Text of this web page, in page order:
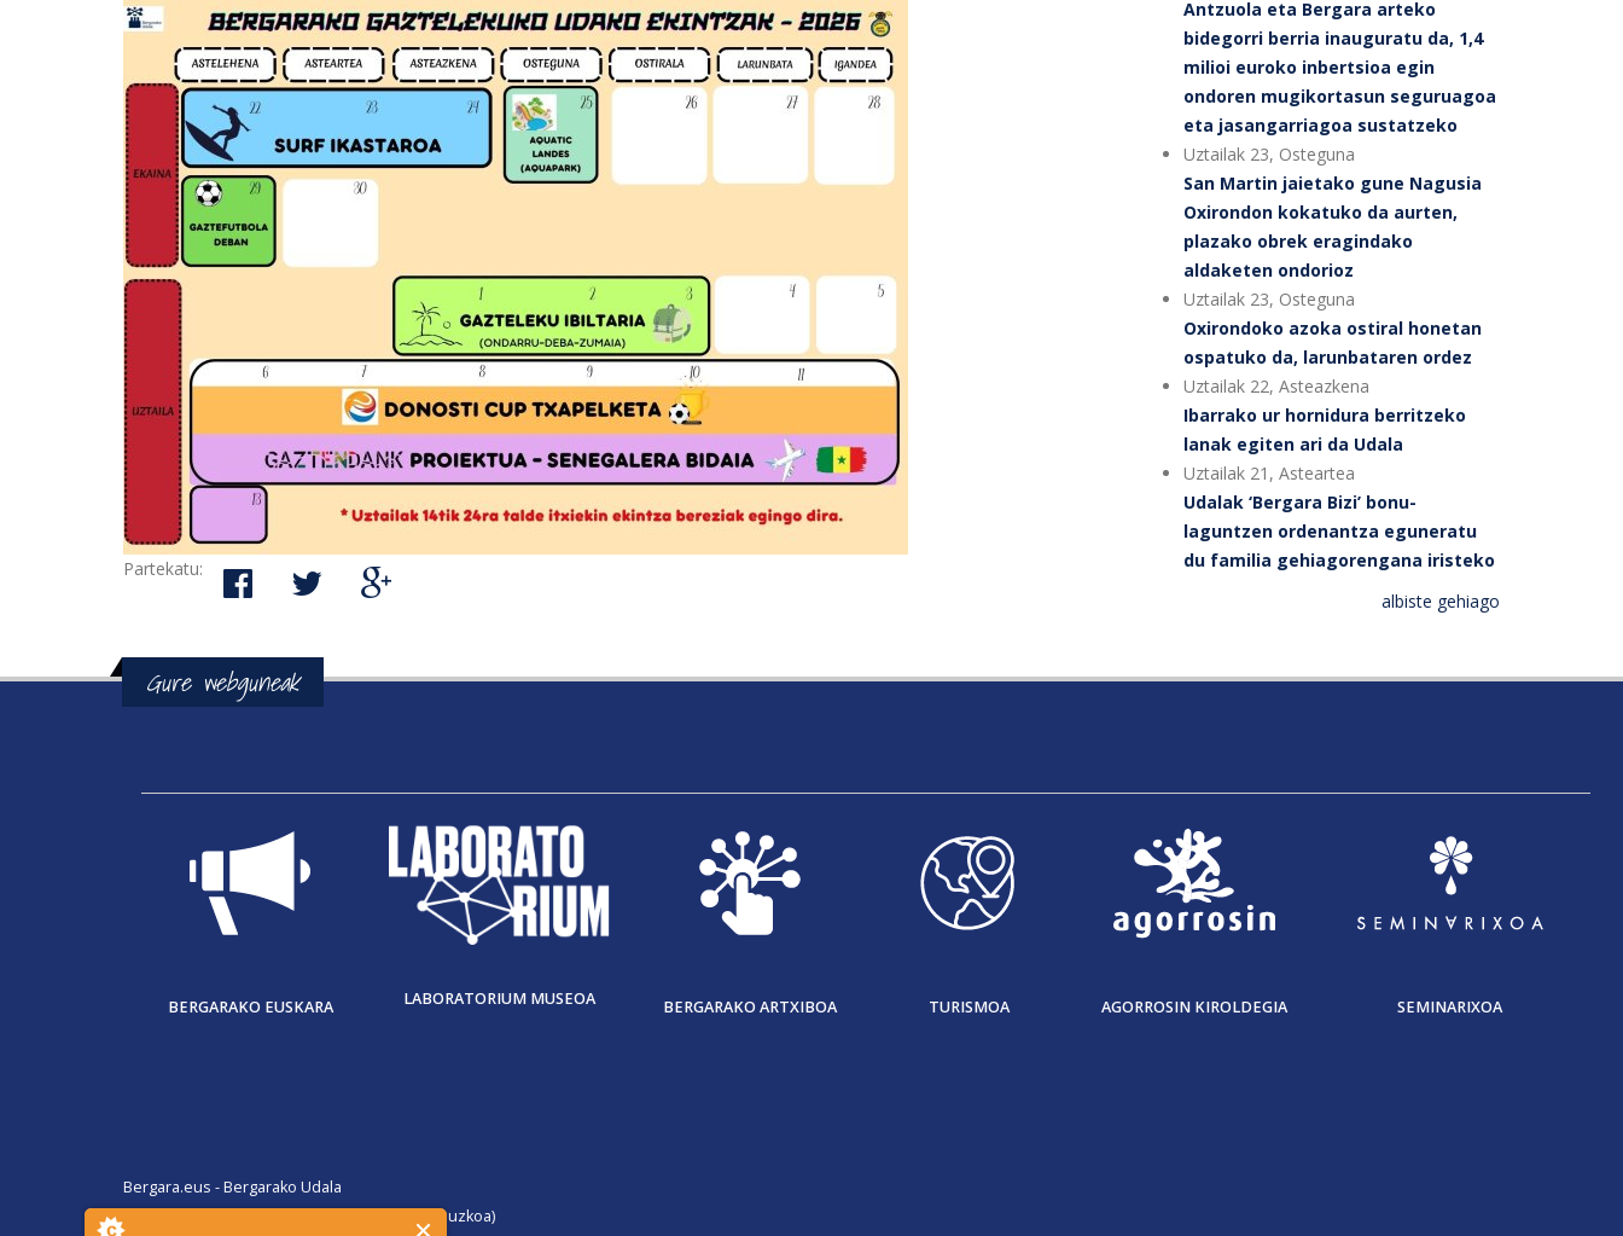
Partekatu:
Antzuola eta Bergara arteko
bidegorri berria inauguratu da, 1,4
milioi euroko inbertsioa egin
ondoren mugikortasun seguruagoa
eta jasangarriagoa sustatzeko
Uztailak 23, Osteguna
San Martin jaietako gune Nagusia
Oxirondon kokatuko da aurten,
plazako obrek eragindako
aldaketen ondorioz
Uztailak 23, Osteguna
Oxirondoko azoka ostiral honetan
ospatuko da, larunbataren ordez
Uztailak 22, Asteazkena
Ibarrako ur hornidura berritzeko
lanak egiten ari da Udala
Uztailak 21, Asteartea
Udalak ‘Bergara Bizi’ bonu-
laguntzen ordenantza eguneratu
du familia gehiagorengana iristeko
albiste gehiago
Gure webguneak
BERGARAKO EUSKARA LABORATORIUM MUSEOA BERGARAKO ARTXIBOA TURISMOA AGORROSIN KIROLDEGIA SEMINARIXOA
Bergara.eus - Bergarako Udala
San Martin Agirre plaza, 1. 20570 Bergara (Gipuzkoa)